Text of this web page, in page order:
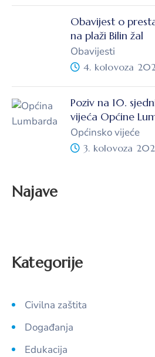
Obavijest o
na plaži Bilin žal
Obavijesti
4. kolovoza
Poziv na 10.
vijeća Općine
Općinsko vijeće
3. kolovoza
Najave
Kategorije
Civilna zaštita
Događanja
Edukacija